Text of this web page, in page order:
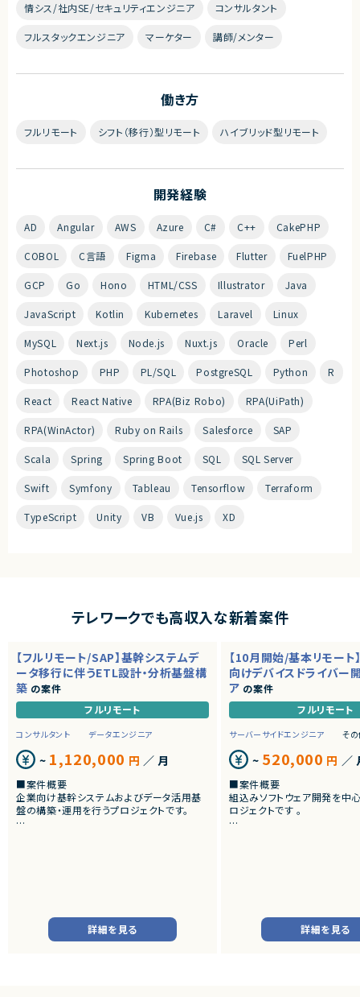
情シス/社内SE/セキュリティエンジニア コンサルタント
フルスタックエンジニア マーケター 講師/メンター
働き方
フルリモート シフト（移行）型リモート ハイブリッド型リモート
開発経験
AD Angular AWS Azure C# C++ CakePHP
COBOL C言語 Figma Firebase Flutter FuelPHP
GCP Go Hono HTML/CSS Illustrator Java
JavaScript Kotlin Kubernetes Laravel Linux
MySQL Next.js Node.js Nuxt.js Oracle Perl
Photoshop PHP PL/SQL PostgreSQL Python R
React React Native RPA(Biz Robo) RPA(UiPath)
RPA(WinActor) Ruby on Rails Salesforce SAP
Scala Spring Spring Boot SQL SQL Server
Swift Symfony Tableau Tensorflow Terraform
TypeScript Unity VB Vue.js XD
テレワークでも高収入な新着案件
【フルリモート/SAP】基幹システムデ
ータ移行に伴うETL設計・分析基盤構
築 の案件
フルリモート
コンサルタント データエンジニア
~ 1,120,000 円 ／ 月
■案件概要
企業向け基幹システムおよびデータ活用基
盤の構築・運用を行うプロジェクトです。
■業務内容
・SAP BWの既存データモデルおよび帳票出
詳細を見る
【10月開始/基本リモート
向けデバイスドライバー
ア の案件
フルリモート
サーバーサイドエンジニア そ
~ 520,000 円 ／
■案件概要
組込みソフトウェア開発を中
ロジェクトです 。
バーの開発
・ソフトウェア評価および不
詳細を見る